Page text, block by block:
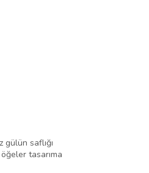
saflığı
tasarıma